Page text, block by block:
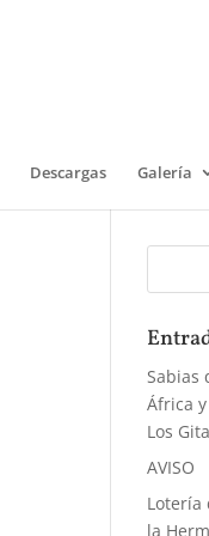
Descargas Galería
Sabias
África
Los
AVISO
Lotería
la